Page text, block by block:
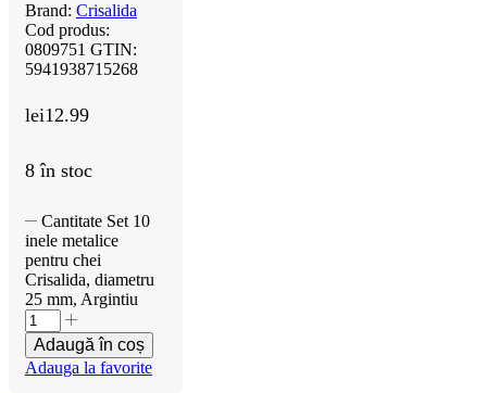
Brand: Crisalida
Cod produs:
0809751 GTIN:
5941938715268
lei12.99
8 în stoc
Cantitate Set 10
inele metalice
pentru chei
Crisalida, diametru
25 mm, Argintiu
Adaugă în coș
Adauga la favorite